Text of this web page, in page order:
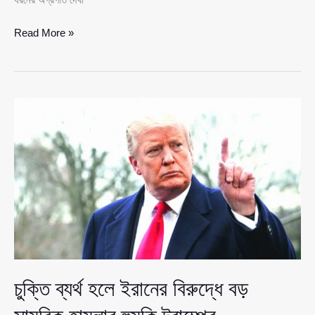
যুক্তরাষ্ট্র–
নতুন
আলোচনার
ইঙ্গিত
ট্রাম্পের
Read More »
চুক্তি ব্যর্থ হলে ইরানের বিরুদ্ধে বড়